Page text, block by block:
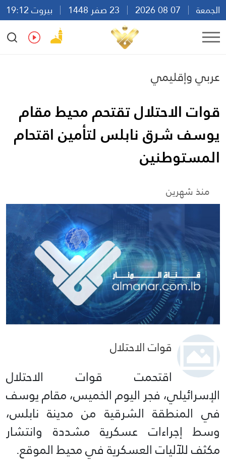
الجمعة
بيروت 19:12
Ar
En Fr Es
عربي وإقليمي
قوات الاحتلال تقتحم محيط مقام
يوسف شرق نابلس لتأمين اقتحام
المستوطنين
منذ شهرين
قوات الاحتلال
اقتحمت قوات الاحتلال
الإسرائيلي، فجر اليوم الخميس، مقام يوسف
في المنطقة الشرقية من مدينة نابلس،
وسط إجراءات عسكرية مشددة وانتشار
مكثف للآليات العسكرية في محيط الموقع.